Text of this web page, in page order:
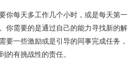
你每天多工作几个小时，或是每天第一
你需要的是通过自己的能力寻找新的解
要一些激励或是引导的同事完成任务，
的有挑战性的责任。